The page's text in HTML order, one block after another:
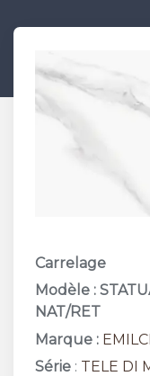
Carrelage
Modèle :
NAT/RET
Marque :
Série : TELE DI